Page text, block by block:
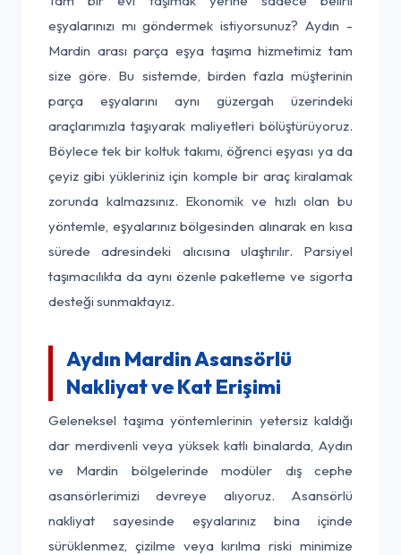
eşyalarınızı mı göndermek istiyorsunuz? Aydın -
Mardin arası parça eşya taşıma hizmetimiz tam
size göre. Bu sistemde, birden fazla müşterinin
parça eşyalarını aynı güzergah üzerindeki
araçlarımızla taşıyarak maliyetleri bölüştürüyoruz.
Böylece tek bir koltuk takımı, öğrenci eşyası ya da
çeyiz gibi yükleriniz için komple bir araç kiralamak
zorunda kalmazsınız. Ekonomik ve hızlı olan bu
yöntemle, eşyalarınız bölgesinden alınarak en kısa
sürede adresindeki alıcısına ulaştırılır. Parsiyel
taşımacılıkta da aynı özenle paketleme ve sigorta
desteği sunmaktayız.
Aydın Mardin Asansörlü
Nakliyat ve Kat Erişimi
Geleneksel taşıma yöntemlerinin yetersiz kaldığı
dar merdivenli veya yüksek katlı binalarda, Aydın
ve Mardin bölgelerinde modüler dış cephe
asansörlerimizi devreye alıyoruz. Asansörlü
nakliyat sayesinde eşyalarınız bina içinde
sürüklenmez, çizilme veya kırılma riski minimize